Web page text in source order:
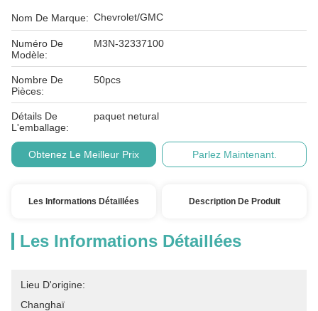
Nom De Marque: Chevrolet/GMC
Numéro De
Modèle:
M3N-32337100
Nombre De
Pièces:
50pcs
Détails De
L'emballage:
paquet netural
Obtenez Le Meilleur Prix Parlez Maintenant.
Les Informations Détaillées Description De Produit
Les Informations Détaillées
Lieu D'origine:
Changhaï